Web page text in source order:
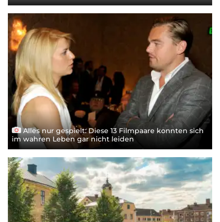
Alles nur gespielt: Diese 13 Filmpaare konnten sich
im wahren Leben gar nicht leiden